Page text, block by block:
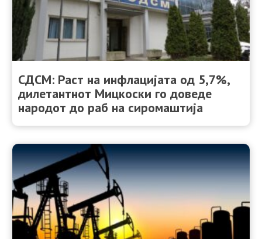
СДСМ: Раст на инфлацијата од 5,7%,
дилетантнот Мицкоски го доведе
народот до раб на сиромаштија